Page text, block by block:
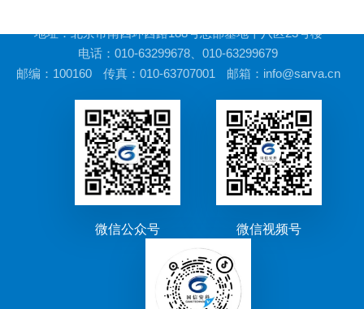
地址：北京市南四环西路188号总部基地十八区23号楼
电话：010-63299678、010-63299679
邮编：100160
传真：010-63707001 邮箱：info@sarva.cn
微信公众号 微信视频号